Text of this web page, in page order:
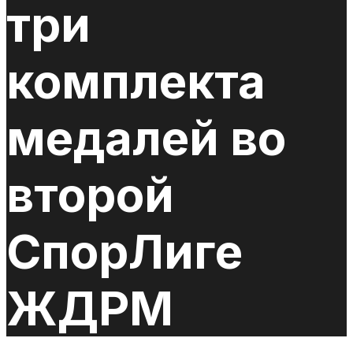
три
комплекта
медалей во
второй
СпорЛиге
ЖДРМ